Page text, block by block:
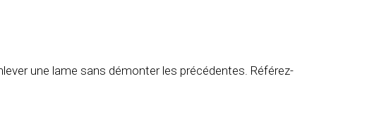
une lame sans démonter les précédentes. Référez-